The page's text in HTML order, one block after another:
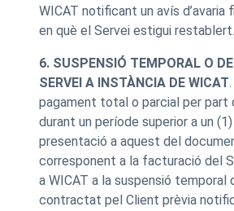
WICAT notificant un avís d’avaria
en què el Servei estigui restablert.
6. SUSPENSIÓ TEMPORAL O
SERVEI A INSTÀNCIA DE WICAT
pagament total o parcial per part
durant un període superior a un
presentació a aquest del
corresponent a la facturació del
a WICAT a la suspensió temporal
contractat pel Client prèvia